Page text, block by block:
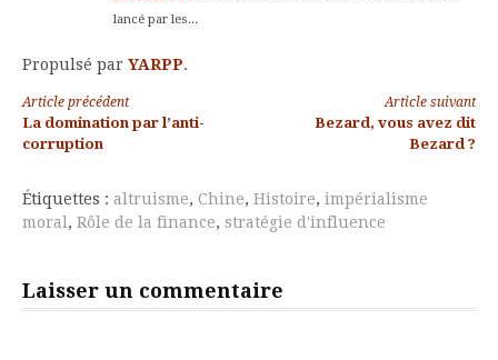
lancé par les...
Propulsé par YARPP.
Lire
la
suite
Article précédent
La domination par l’anti-
corruption
Article suivant
Bezard, vous avez dit
Bezard ?
Étiquettes : altruisme, Chine, Histoire, impérialisme
moral , Rôle de la finance, stratégie d'influence
Laisser un commentaire